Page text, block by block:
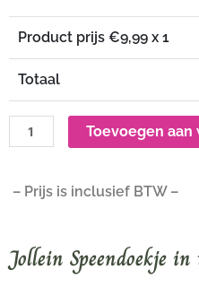
Product prijs €9,99 x 1
Totaal
Toevoegen
– Prijs is inclusief BTW –
Jollein Speendoekje